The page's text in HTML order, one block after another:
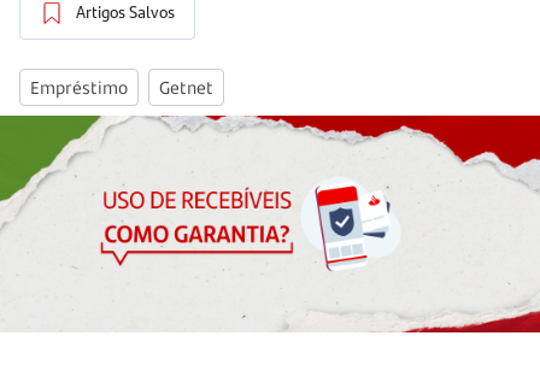
Artigos Salvos
Empréstimo Getnet